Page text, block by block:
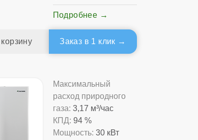
Подробнее
Заказ в 1 клик
Максимальный
расход природного
газа: 3,17 м³/час
КПД: 94 %
Мощность: 30 кВт